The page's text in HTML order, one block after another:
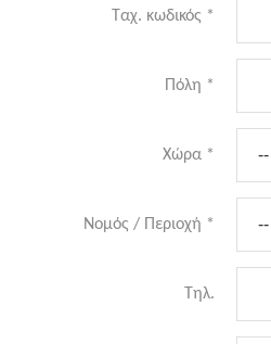
Ταχ. κωδικός *
Πόλη *
Χώρα *
Νομός / Περιοχή *
Τηλ.